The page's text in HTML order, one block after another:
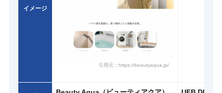
イメージ
引用元：https://beautyaqua.jp/